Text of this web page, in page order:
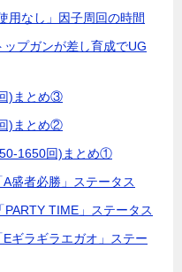
用なし」因子周回の時間
プガンが差し育成でUG
)まとめ③
)まとめ②
1650回)まとめ①
盛者必勝」ステータス
TIME」ステータス
ギラギラエガオ」ステー